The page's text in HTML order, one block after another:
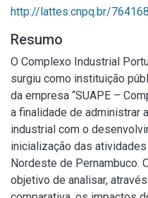
http://lattes.cnpq.br/
Resumo
O Complexo Industrial
surgiu como instituição
da empresa “SUAPE –
a finalidade de administrar
industrial com o
inicialização das
Nordeste de Pernambuco.
objetivo de analisar,